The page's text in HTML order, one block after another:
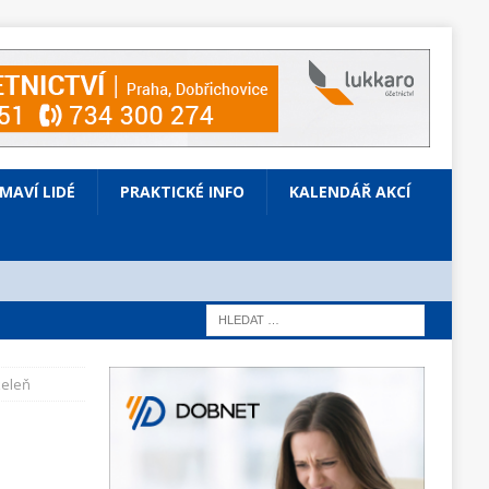
LIDÉ PRAKTICKÉ INFO KALENDÁŘ AKCÍ